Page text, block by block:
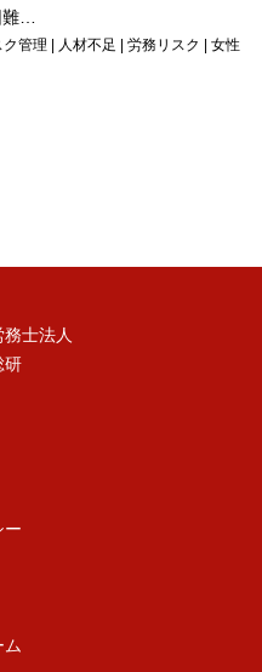
難…
ク管理 人材不足 労務リスク
女性
務士法人
研
ー
ム